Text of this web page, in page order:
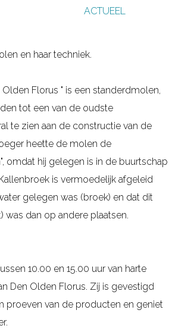
ACTUEEL
en haar techniek.
Florus " is een standerdmolen,
tot een van de oudste
te zien aan de constructie van de
heette de molen de
omdat hij gelegen is in de buurtschap
is vermoedelijk afgeleid
gelegen was (broek) en dat dit
was dan op andere plaatsen.
10.00 en 15.00 uur van harte
Den Olden Florus. Zij is gevestigd
proeven van de producten en geniet